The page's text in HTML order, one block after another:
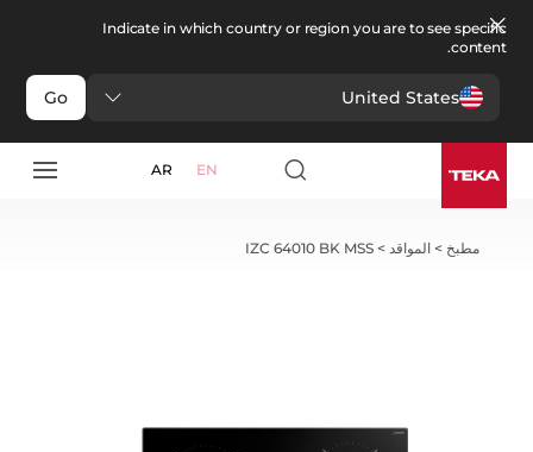
Indicate in which country or region you are to see specific
content.
United States
Go
EN
AR
مطبخ > المواقد>
IZC 64010 BK MSS